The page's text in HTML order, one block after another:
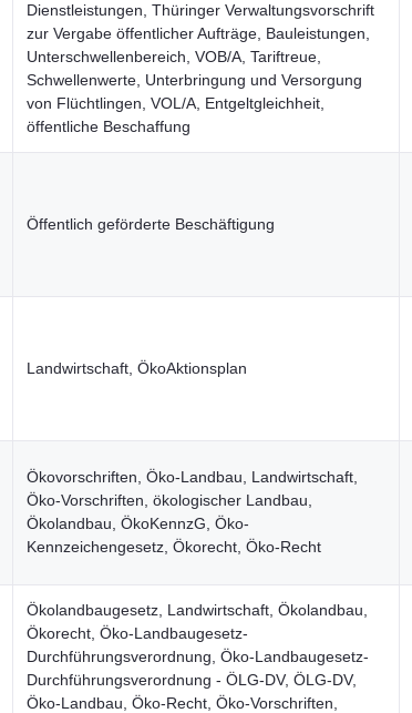
Dienstleistungen, Thüringer Verwaltungsvorschrift
zur Vergabe öffentlicher Aufträge, Bauleistungen,
Unterschwellenbereich, VOB/A, Tariftreue,
Schwellenwerte, Unterbringung und Versorgung
von Flüchtlingen, VOL/A, Entgeltgleichheit,
öffentliche Beschaffung
Öffentlich geförderte Beschäftigung
Landwirtschaft, ÖkoAktionsplan
Ökovorschriften, Öko-Landbau, Landwirtschaft,
Öko-Vorschriften, ökologischer Landbau,
Ökolandbau, ÖkoKennzG, Öko-
Kennzeichengesetz, Ökorecht, Öko-Recht
Ökolandbaugesetz, Landwirtschaft, Ökolandbau,
Ökorecht, Öko-Landbaugesetz-
Durchführungsverordnung, Öko-Landbaugesetz-
Durchführungsverordnung - ÖLG-DV, ÖLG-DV,
Öko-Landbau, Öko-Recht, Öko-Vorschriften,